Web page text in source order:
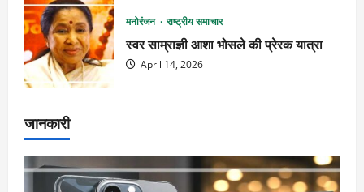
मनोरंजन राष्ट्रीय समाचार
स्वर साम्राज्ञी आशा भोसले की प्रेरक यात्रा
April 14, 2026
जानकारी